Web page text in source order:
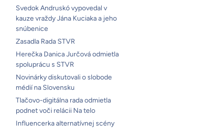
Svedok Andruskó vypovedal v
kauze vraždy Jána Kuciaka a jeho
snúbenice
Zasadla Rada STVR
Herečka Danica Jurčová odmietla
spoluprácu s STVR
Novinárky diskutovali o slobode
médií na Slovensku
Tlačovo-digitálna rada odmietla
podnet voči relácii Na telo
Influencerka alternatívnej scény